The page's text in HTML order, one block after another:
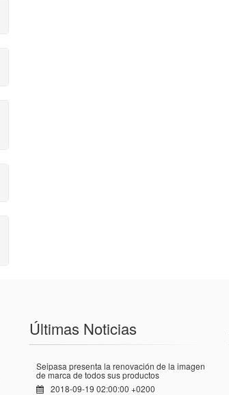
Últimas Noticias
Seipasa presenta la renovación de la imagen
de marca de todos sus productos
2018-09-19 02:00:00 +0200